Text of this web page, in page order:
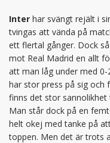
Inter har svängt rejält i
tvingas att vända på
ett flertal gånger. Dock
mot Real Madrid en allt
att man låg under med
har stor press på sig
finns det stor
Man står dock på en
helt okej med tanke på
toppen. Men det är trots